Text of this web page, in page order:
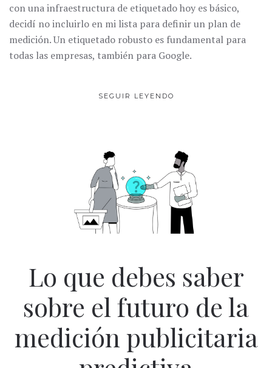
con una infraestructura de etiquetado hoy es básico,
decidí no incluirlo en mi lista para definir un plan de
medición. Un etiquetado robusto es fundamental para
todas las empresas, también para Google.
SEGUIR LEYENDO
Lo que debes saber
sobre el futuro de la
medición publicitaria